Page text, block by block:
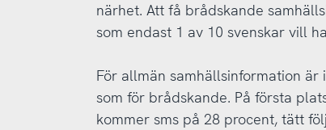
närhet. Att få brådskande
som endast 1 av 10 svenskar vill
För allmän samhällsinformation
som för brådskande. På första
kommer sms på 28 procent, tätt